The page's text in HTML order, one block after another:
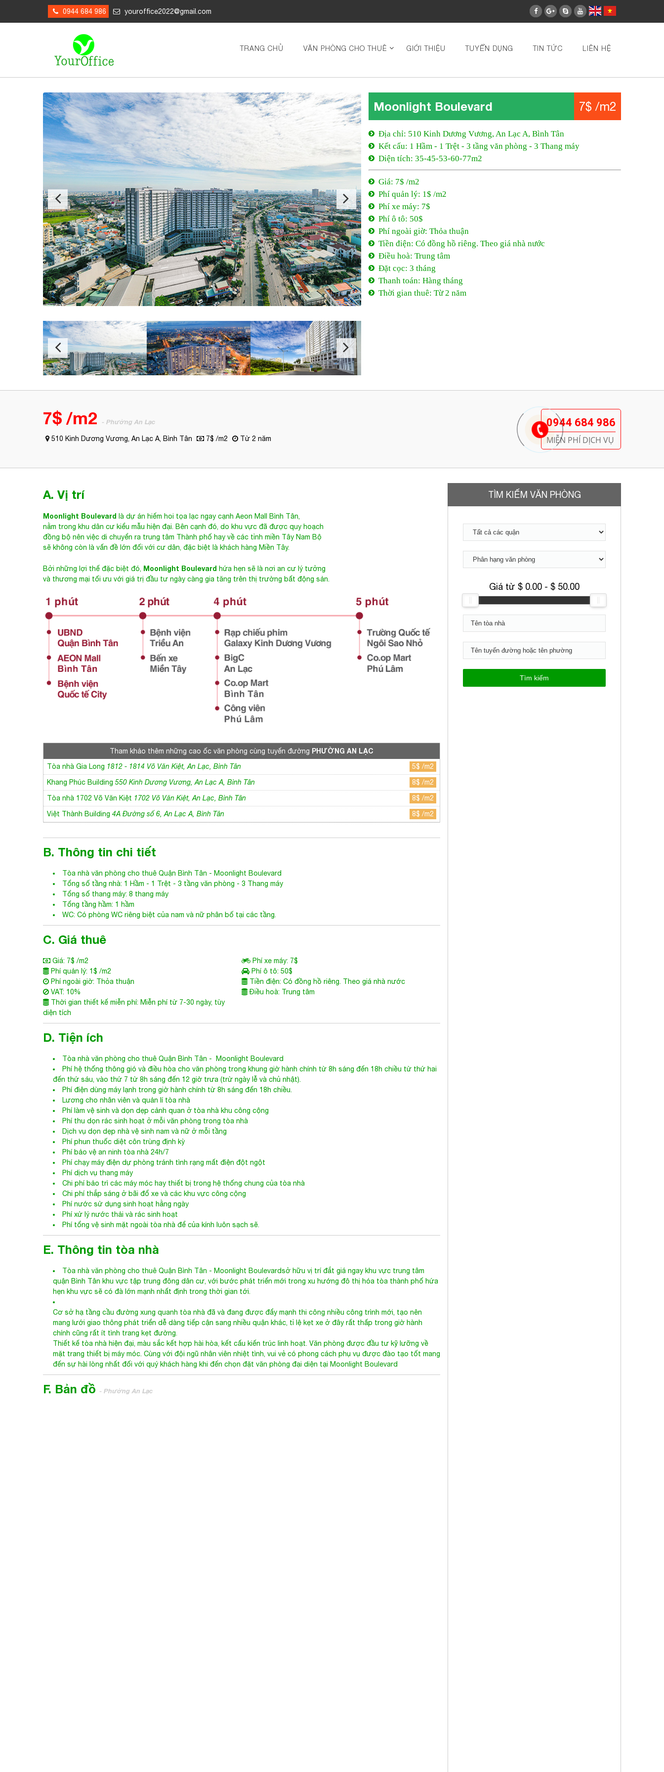
0944 684 986 youroffice2022@gmail.com
TRANG CHỦ VĂN PHÒNG CHO THUÊ GIỚI THIỆU TUYỂN DỤNG TIN TỨC LIÊN HỆ
Moonlight Boulevard 7$ /m2
Địa chỉ: 510 Kinh Dương Vương, An Lạc A, Bình Tân
Kết cấu: 1 Hầm - 1 Trệt - 3 tầng văn phòng - 3 Thang máy
Diện tích: 35-45-53-60-77m2
Giá: 7$ /m2
Phí quản lý: 1$ /m2
Phí xe máy: 7$
Phí ô tô: 50$
Phí ngoài giờ: Thỏa thuận
Tiền điện: Có đồng hồ riêng. Theo giá nhà nước
Điều hoà: Trung tâm
Đặt cọc: 3 tháng
Thanh toán: Hàng tháng
Thời gian thuê: Từ 2 năm
7$ /m2 - Phường An Lạc
510 Kinh Dương Vương, An Lạc A, Bình Tân 7$ /m2 Từ 2 năm
0944 684 986
MIỄN PHÍ DỊCH VỤ
TÌM KIẾM VĂN PHÒNG
Giá từ $ 0.00 - $ 50.00
A. Vị trí
Moonlight Boulevard là dự án hiếm hoi tọa lạc ngay cạnh Aeon Mall Bình Tân,
nằm trong khu dân cư kiểu mẫu hiện đại. Bên cạnh đó, do khu vực đã được quy hoạch
đồng bộ nên việc di chuyển ra trung tâm Thành phố hay về các tỉnh miền Tây Nam Bộ
sẽ không còn là vấn đề lớn đối với cư dân, đặc biệt là khách hàng Miền Tây.
Bởi những lợi thế đặc biệt đó, Moonlight Boulevard hứa hẹn sẽ là nơi an cư lý tưởng
và thương mại tối ưu với giá trị đầu tư ngày càng gia tăng trên thị trường bất động sản.
Tham khảo thêm những cao ốc văn phòng cùng tuyến đường PHƯỜNG AN LẠC
Tòa nhà Gia Long 1812 - 1814 Võ Văn Kiệt, An Lạc, Bình Tân
5$ /m2
Khang Phúc Building 550 Kinh Dương Vương, An Lạc A, Bình Tân
8$ /m2
Tòa nhà 1702 Võ Văn Kiệt 1702 Võ Văn Kiệt, An Lạc, Bình Tân
8$ /m2
Việt Thành Building 4A Đường số 6, An Lạc A, Bình Tân 8$ /m2
B. Thông tin chi tiết
Tòa nhà văn phòng cho thuê Quận Bình Tân - Moonlight Boulevard
Tổng số tầng nhà: 1 Hầm - 1 Trệt - 3 tầng văn phòng - 3 Thang máy
Tổng số thang máy: 8 thang máy
Tổng tầng hầm: 1 hầm
WC: Có phòng WC riêng biệt của nam và nữ phân bố tại các tầng.
C. Giá thuê
Giá: 7$ /m2
Phí xe máy: 7$
Phí quản lý: 1$ /m2
Phí ô tô: 50$
Phí ngoài giờ: Thỏa thuận
Tiền điện: Có đồng hồ riêng. Theo giá nhà nước
VAT: 10%
Điều hoà: Trung tâm
Thời gian thiết kế miễn phí: Miễn phí từ 7-30 ngày, tùy
diện tích
D. Tiện ích
Tòa nhà văn phòng cho thuê Quận Bình Tân - Moonlight Boulevard
Phí hệ thống thông gió và điều hòa cho văn phòng trong khung giờ hành chính từ 8h sáng đến 18h chiều từ thứ hai
đến thứ sáu, vào thứ 7 từ 8h sáng đến 12 giờ trưa (trừ ngày lễ và chủ nhật).
Phí điện dùng máy lạnh trong giờ hành chính từ 8h sáng đến 18h chiều.
Lương cho nhân viên và quản lí tòa nhà
Phí làm vệ sinh và dọn dẹp cảnh quan ở tòa nhà khu công cộng
Phí thu dọn rác sinh hoạt ở mỗi văn phòng trong tòa nhà
Dịch vụ dọn dẹp nhà vệ sinh nam và nữ ở mỗi tầng
Phí phun thuốc diệt côn trùng định kỳ
Phí bảo vệ an ninh tòa nhà 24h/7
Phí chạy máy điện dự phòng tránh tình rạng mất điện đột ngột
Phí dịch vụ thang máy
Chi phí bảo trì các máy móc hay thiết bị trong hệ thống chung của tòa nhà
Chi phí thắp sáng ở bãi đổ xe và các khu vực công cộng
Phí nước sử dụng sinh hoạt hằng ngày
Phí xử lý nước thải và rác sinh hoạt
Phí tổng vệ sinh mặt ngoài tòa nhà để của kính luôn sạch sẽ.
E. Thông tin tòa nhà
Tòa nhà văn phòng cho thuê Quận Bình Tân - Moonlight Boulevardsở hữu vị trí đắt giá ngay khu vực trung tâm
quận Bình Tân khu vực tập trung đông dân cư, với bước phát triển mới trong xu hướng đô thị hóa tòa thành phố hứa
hẹn khu vực sẽ có đà lớn mạnh nhất định trong thời gian tới.
Cơ sở hạ tầng cầu đường xung quanh tòa nhà đã và đang được đẩy mạnh thi công nhiều công trình mới, tạo nên
mang lưới giao thông phát triển dễ dàng tiếp cận sang nhiều quận khác, tỉ lệ kẹt xe ở đây rất thấp trong giờ hành
chính cũng rất ít tình trang kẹt đường.
Thiết kế tòa nhà hiện đại, màu sắc kết hợp hài hòa, kết cấu kiến trúc linh hoạt. Văn phòng được đầu tư kỹ lưỡng về
mặt trang thiết bị máy móc. Cùng với đội ngũ nhân viên nhiệt tình, vui vẻ có phong cách phụ vụ được đào tạo tốt mang
đến sự hài lòng nhất đối với quý khách hàng khi đến chọn đặt văn phòng đại diện tại Moonlight Boulevard
F. Bản đồ - Phường An Lạc